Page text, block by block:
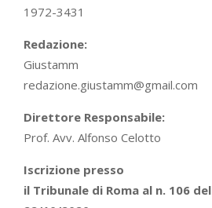
1972-3431
Redazione:
Giustamm
redazione.giustamm@gmail.com
Direttore Responsabile:
Prof. Avv. Alfonso Celotto
Iscrizione presso
il Tribunale di Roma al n. 106 del